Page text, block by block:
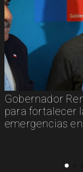
Gobernador
para fortalecer
emergencias